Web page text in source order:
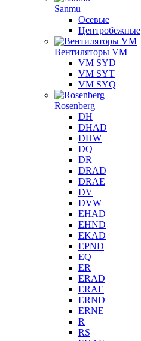
Sanmu
Осевые
Центробежные
Вентиляторы VM
VM SYD
VM SYT
VM SYQ
Rosenberg
DH
DHAD
DHW
DQ
DR
DRAD
DRAE
DV
DVW
EHAD
EHND
EKAD
EPND
EQ
ER
ERAD
ERAE
ERND
ERNE
R
RS